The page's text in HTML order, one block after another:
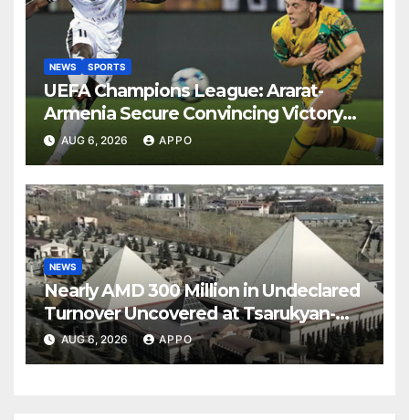
NEWS SPORTS
UEFA Champions League: Ararat-
Armenia Secure Convincing Victory
Over Shamrock Rovers 2-0
AUG 6, 2026 APPO
NEWS
Nearly AMD 300 Million in Undeclared
Turnover Uncovered at Tsarukyan-
Owned Entertainment Center
AUG 6, 2026 APPO